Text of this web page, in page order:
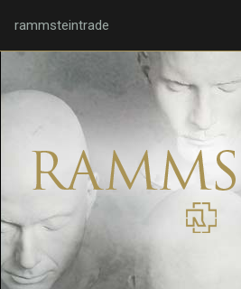
rammsteintrade